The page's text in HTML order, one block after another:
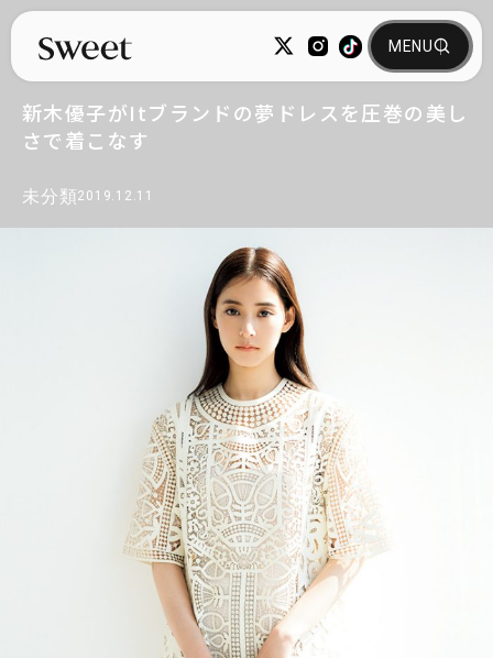
未分類2019.12.11
新木優子がItブランドの夢ドレスを圧巻の美し
さで着こなす